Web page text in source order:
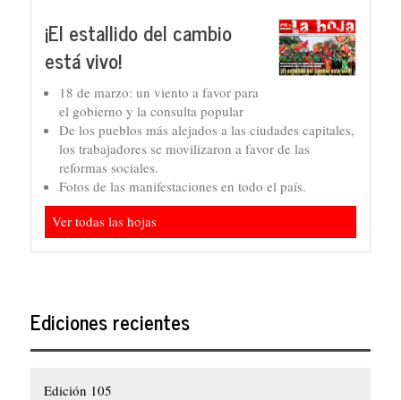
¡El estallido del cambio
está vivo!
18 de marzo: un viento a favor para
el gobierno y la consulta popular
De los pueblos más alejados a las ciudades capitales,
los trabajadores se movilizaron a favor de las
reformas sociales.
Fotos de las manifestaciones en todo el país.
Ver todas las hojas
Ediciones recientes
Edición 105